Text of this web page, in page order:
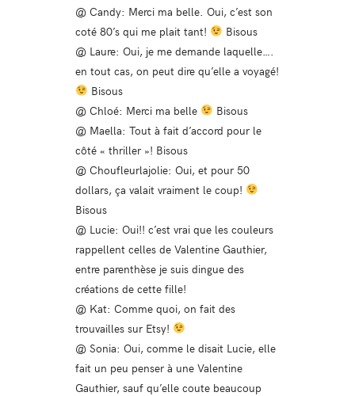
@ Candy: Merci ma belle. Oui, c’est son
coté 80’s qui me plait tant!
Bisous
@ Laure: Oui, je me demande laquelle….
en tout cas, on peut dire qu’elle a voyagé!
Bisous
@ Chloé: Merci ma belle
Bisous
@ Maella: Tout à fait d’accord pour le
côté « thriller »! Bisous
@ Choufleurlajolie: Oui, et pour 50
dollars, ça valait vraiment le coup!
Bisous
@ Lucie: Oui!! c’est vrai que les couleurs
rappellent celles de Valentine Gauthier,
entre parenthèse je suis dingue des
créations de cette fille!
@ Kat: Comme quoi, on fait des
trouvailles sur Etsy!
@ Sonia: Oui, comme le disait Lucie, elle
fait un peu penser à une Valentine
Gauthier, sauf qu’elle coute beaucoup